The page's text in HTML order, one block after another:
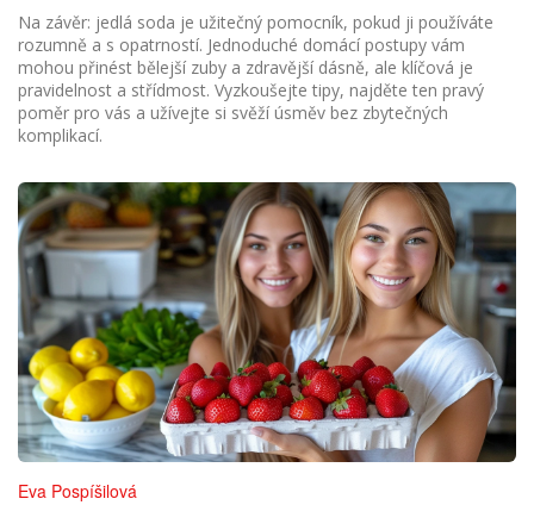
Na závěr: jedlá soda je užitečný pomocník, pokud ji používáte
rozumně a s opatrností. Jednoduché domácí postupy vám
mohou přinést bělejší zuby a zdravější dásně, ale klíčová je
pravidelnost a střídmost. Vyzkoušejte tipy, najděte ten pravý
poměr pro vás a užívejte si svěží úsměv bez zbytečných
komplikací.
Eva Pospíšilová